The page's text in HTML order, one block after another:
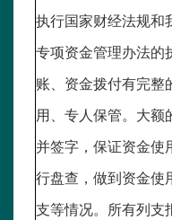
执行国家财经法规和
专项资金管理办法的
账、资金拨付有完整
用、专人保管。大额
并签字，保证资金使
行盘查，做到资金使
支等情况。所有列